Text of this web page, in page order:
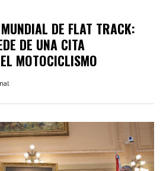
DE FLAT TRACK:
DE UNA CITA
MOTOCICLISMO